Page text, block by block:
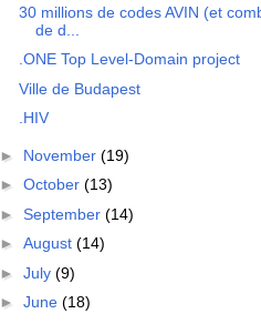
30 millions de codes AVIN (et
de d...
.ONE Top Level-Domain project
Ville de Budapest
.HIV
► November (19)
► October (13)
► September (14)
► August (14)
► July (9)
► June (18)